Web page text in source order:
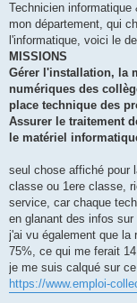
a
g
Technicien
mon département, qui
l'informatique, voici le
MISSIONS
Gérer l'installation, la
numériques des
place technique des
Assurer le traitement
le matériel
seul chose affiché pour
classe ou 1ere classe,
service, car chaque
en glanant des infos
j'ai vu également que la
75%, ce qui me ferait
je me suis calqué sur
https://www.emploi-